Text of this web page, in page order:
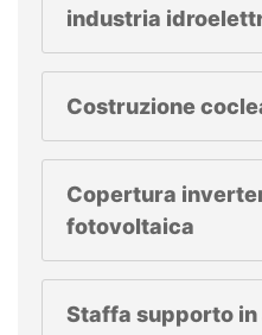
industria
Costruzione
Copertura
fotovoltaica
Staffa supporto